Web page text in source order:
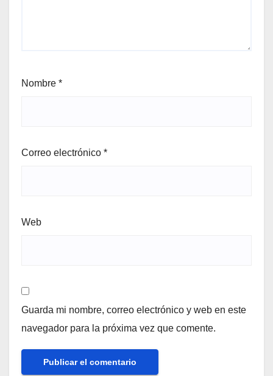
Nombre *
Correo electrónico *
Web
Guarda mi nombre, correo electrónico y web en este
navegador para la próxima vez que comente.